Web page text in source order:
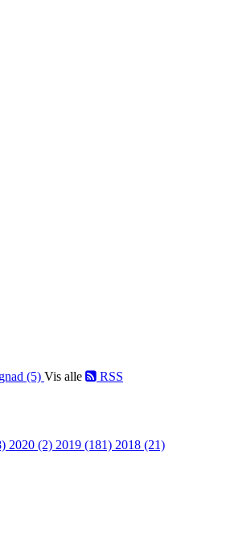
(5) Vis alle RSS
2020 (2) 2019 (181) 2018 (21)